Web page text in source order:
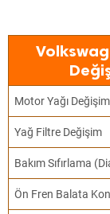
Motor Yağı Değişim
Yağ Filtre Değişim
Bakım Sıfırlama
Ön Fren Balata